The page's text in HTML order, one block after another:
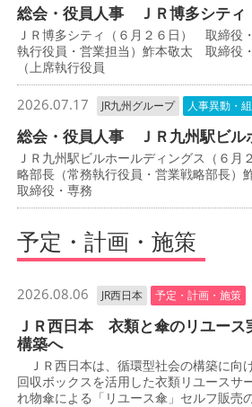
総会・役員人事 ＪＲ博多シティ
ＪＲ博多シティ（６月２６日） 取締役
執行役員・営業担当）鮓本敬太 取締役
（上席執行役員
2026.07.17 JR九州グループ 人事異動・
総会・役員人事 ＪＲ九州駅ビル
ＪＲ九州駅ビルホールディングス（６
略部長（常務執行役員・営業戦略部長
取締役・専務
予定・計画・施策
2026.08.06 JR西日本 予定・計画・施策
ＪＲ西日本 衣類と傘のリユー
構築へ
ＪＲ西日本は、循環型社会の構築に向
回収ボックスを活用した衣類リユースサ
れ物傘による「リユース傘」セルフ販売